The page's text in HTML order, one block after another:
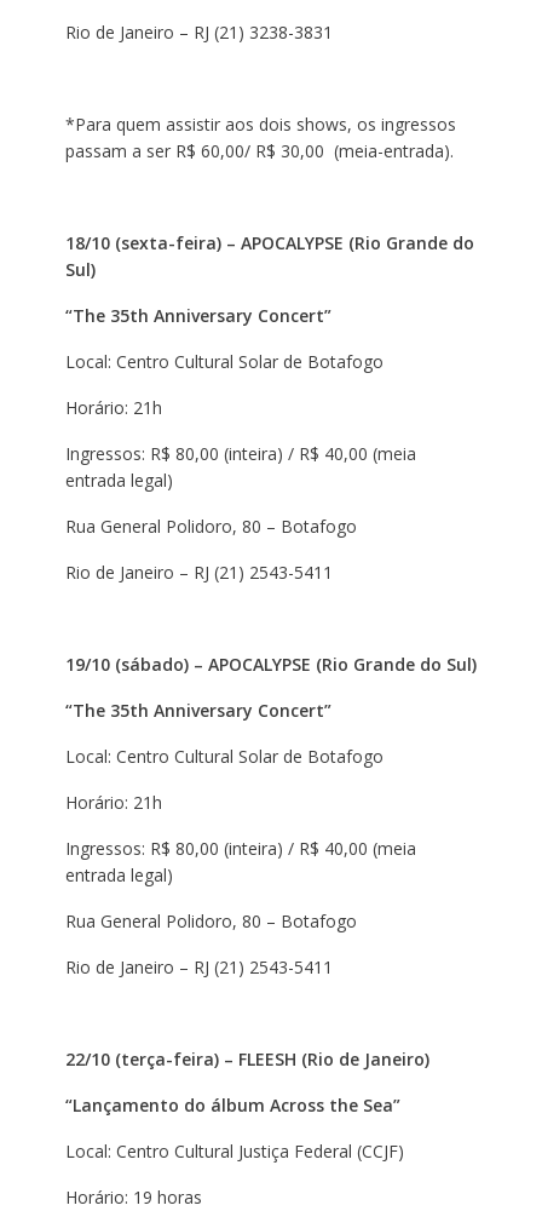
Rio de Janeiro – RJ (21) 3238-3831
*Para quem assistir aos dois shows, os ingressos
passam a ser R$ 60,00/ R$ 30,00 (meia-entrada).
18/10 (sexta-feira) – APOCALYPSE (Rio Grande do
Sul)
“The 35th Anniversary Concert”
Local: Centro Cultural Solar de Botafogo
Horário: 21h
Ingressos: R$ 80,00 (inteira) / R$ 40,00 (meia
entrada legal)
Rua General Polidoro, 80 – Botafogo
Rio de Janeiro – RJ (21) 2543-5411
19/10 (sábado) – APOCALYPSE (Rio Grande do Sul)
“The 35th Anniversary Concert”
Local: Centro Cultural Solar de Botafogo
Horário: 21h
Ingressos: R$ 80,00 (inteira) / R$ 40,00 (meia
entrada legal)
Rua General Polidoro, 80 – Botafogo
Rio de Janeiro – RJ (21) 2543-5411
22/10 (terça-feira) – FLEESH (Rio de Janeiro)
“Lançamento do álbum Across the Sea”
Local: Centro Cultural Justiça Federal (CCJF)
Horário: 19 horas